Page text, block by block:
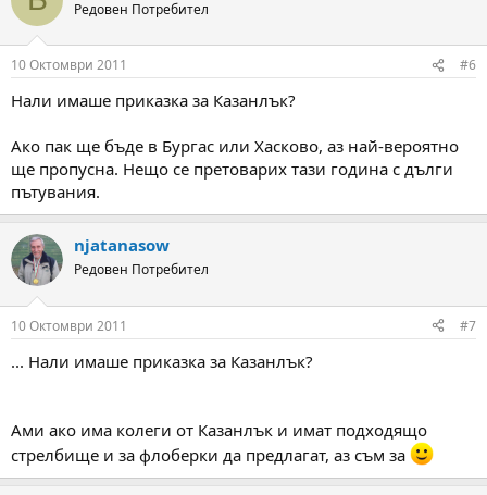
Редовен Потребител
10 Октомври 2011 #6
Нали имаше приказка за Казанлък?
Ако пак ще бъде в Бургас или Хасково, аз най-вероятно
ще пропусна. Нещо се претоварих тази година с дълги
пътувания.
njatanasow
Редовен Потребител
10 Октомври 2011 #7
... Нали имаше приказка за Казанлък?
Ами ако има колеги от Казанлък и имат подходящо
стрелбище и за флоберки да предлагат, аз съм за